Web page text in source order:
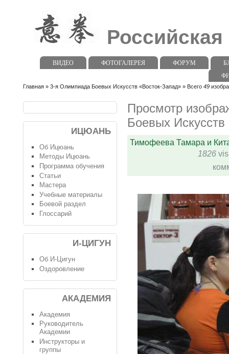
ВИДЕО ФОТОГАЛЕРЕЯ ФОРУМ
Главная » 3-я Олимпиада Боевых Искусств «Восток-Запад» » Всего 49
Просмотр
Боевых
Тимофеева Тамара и
1826
ИЦЮАНЬ
Об Ицюань
Методы Ицюань
Программа обучения
Статьи
Мастера
Учебные материалы
Боевой раздел
Глоссарий
И-ЦИГУН
Об И-Цигун
Оздоровление
АКАДЕМИЯ
Академия
Руководитель
Академии
Инструкторы и
группы